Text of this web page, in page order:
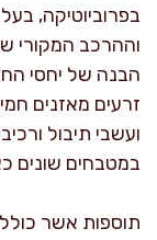
בפרוביוטיקה,
וההרכב המקורי
הבנה של יחסי
זרעים מאזנים
ועשבי תיבול
במטבחים שונים
תוספות אשר